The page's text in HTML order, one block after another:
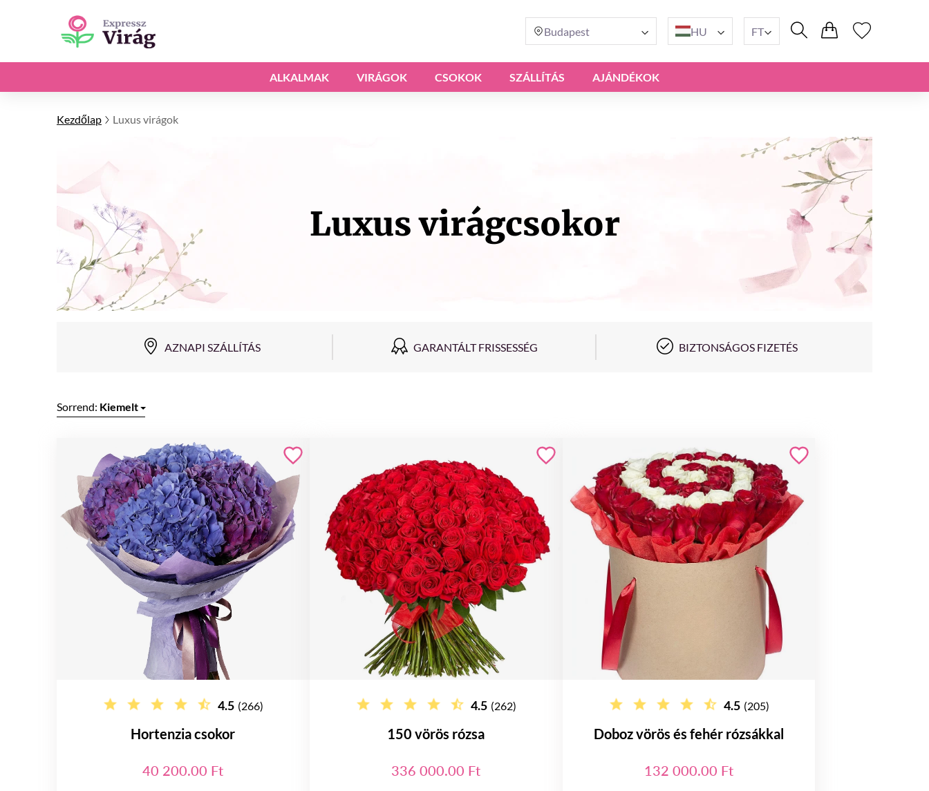
Budapest HU FT
ALKALMAK VIRÁGOK CSOKOK SZÁLLÍTÁS AJÁNDÉKOK
Kezdőlap Luxus virágok
Luxus virágcsokor
AZNAPI SZÁLLÍTÁS GARANTÁLT FRISSESSÉG BIZTONSÁGOS FIZETÉS
Sorrend: Kiemelt
4.5 (266)
Hortenzia csokor
40 200.00 Ft
4.5 (262)
150 vörös rózsa
336 000.00 Ft
4.5 (205)
Doboz vörös és fehér rózsákkal
132 000.00 Ft